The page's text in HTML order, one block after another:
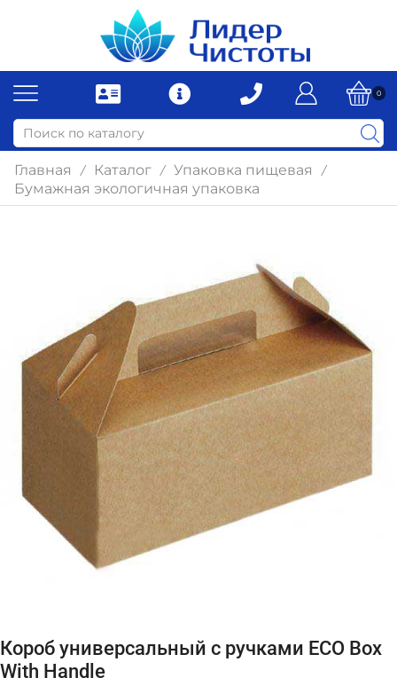
0
Главная / Каталог / Упаковка пищевая /
Бумажная экологичная упаковка
Короб универсальный с ручками ЕСО Box
With Handle